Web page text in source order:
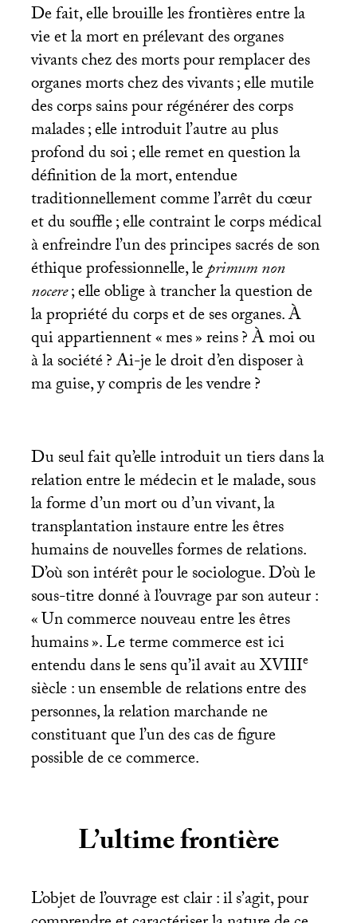
De fait, elle brouille les frontières entre la
vie et la mort en prélevant des organes
vivants chez des morts pour remplacer des
organes morts chez des vivants; elle mutile
des corps sains pour régénérer des corps
malades; elle introduit l’autre au plus
profond du soi; elle remet en question la
définition de la mort, entendue
traditionnellement comme l’arrêt du cœur
et du souffle; elle contraint le corps médical
à enfreindre l’un des principes sacrés de son
éthique professionnelle, leprimum non
nocere; elle oblige à trancher la question de
la propriété du corps et de ses organes. À
qui appartiennent «mes» reins? À moi ou
à la société? Ai-je le droit d’en disposer à
ma guise, y compris de les vendre?
Du seul fait qu’elle introduit un tiers dans la
relation entre le médecin et le malade, sous
la forme d’un mort ou d’un vivant, la
transplantation instaure entre les êtres
humains de nouvelles formes de relations.
D’où son intérêt pour le sociologue. D’où le
sous-titre donné à l’ouvrage par son auteur :
«Un commerce nouveau entre les êtres
humains». Le terme commerce est ici
entendu dans le sens qu’il avait auXVIIIe
siècle : un ensemble de relations entre des
personnes, la relation marchande ne
constituant que l’un des cas de figure
possible de ce commerce.
L’ultime frontière
L’objet de l’ouvrage est clair : il s’agit, pour